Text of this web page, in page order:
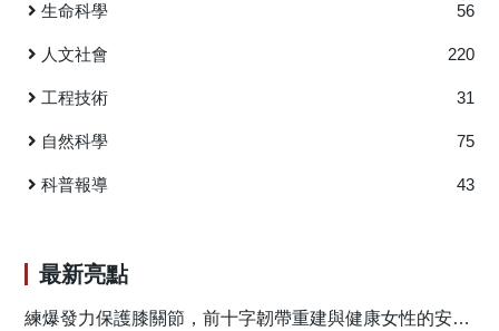
著持續對小鼠進行海藻糖或乳果糖管餵25天，期間比較海藻
糖與乳果糖對於小鼠學習與記憶與病理特徵之影響與其相關
訊息傳遞分子機制。實驗發現乳果糖與海藻糖能夠改善小鼠
的空間學習以及短期記憶的能力。另外，乳果糖與海藻糖亦
損傷，並且提升細胞自噬作用中相關蛋白質的表現量，我們
認為乳果糖與海藻糖透過促進細胞自噬作用進而清除對細胞
氏症預防或治療藥物之潛力。 圖說：本研究中，我們首先在
阿茲海默症小鼠神經元細胞培養模式測試乳果糖和蜜二糖之
擇。 在台灣約每80人就有1人是失智症，而阿茲海默氏
症(Alzheimer’s disease, AD)是最常見的失智症。但除了少數
是不明。此疾病最明顯的病理特徵是在腦部堆積的類澱粉斑
塊(Aβ蛋白)和神經纖維糾結(Tau蛋白)，因此這兩種蛋白的影
響路徑也分別是致病機轉的假說之一。 Tau蛋白是與細胞
骨架－微管相關的蛋白，對神經元軸突的穩定是相當重要。
堆積，這些堆積的Tau蛋白可引發氧化壓力等後續效應，最終
使神經元死亡。 甘草查爾酮A是天然的查爾酮類，LM系
列化合物則是合成的新穎衍生物，均具有小分子、預測口服
生命科學 56
人文社會 220
工程技術 31
自然科學 75
科普報導 43
最新亮點
練爆發力保護膝關節，前十字韌帶重建與健康女性的安全